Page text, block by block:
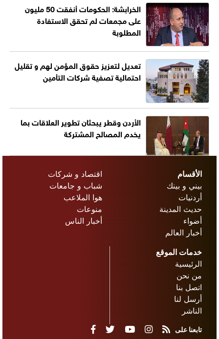
الخرابشة: الحكومات أنفقت 50 مليون
على مجمعات لم تحقق الاستفادة
المطلوبة
تعديل لتعزيز حقوق المؤمن لهم و تقليل
احتمالية تصفية شركات التأمين
الأردن وقطر يبحثان تطوير العلاقات بما
يخدم المصالح المشتركة
الأقسام
بيني و بينك
أردنيات
حديث المدينة
أضواء
أخبار العالم
اقتصاد و شركات
شباب و جامعات
هوا الملاعب
منوعات
أخبار الناس
خدمات الموقع
الرئيسية
من نحن
اتصل بنا
أرسل لنا
الناشر
تابعنا على